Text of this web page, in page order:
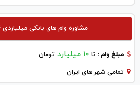
مشاوره وام های بانکی میلیاردی ۲۴ درصدی
مبلغ وام : تا ۱۰ میلیارد تومان
تمامی شهر های ایران